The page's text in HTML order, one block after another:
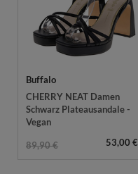
Buffalo
CHERRY NEAT Damen
Schwarz Plateausandale -
Vegan
89,90 € 53,00 €